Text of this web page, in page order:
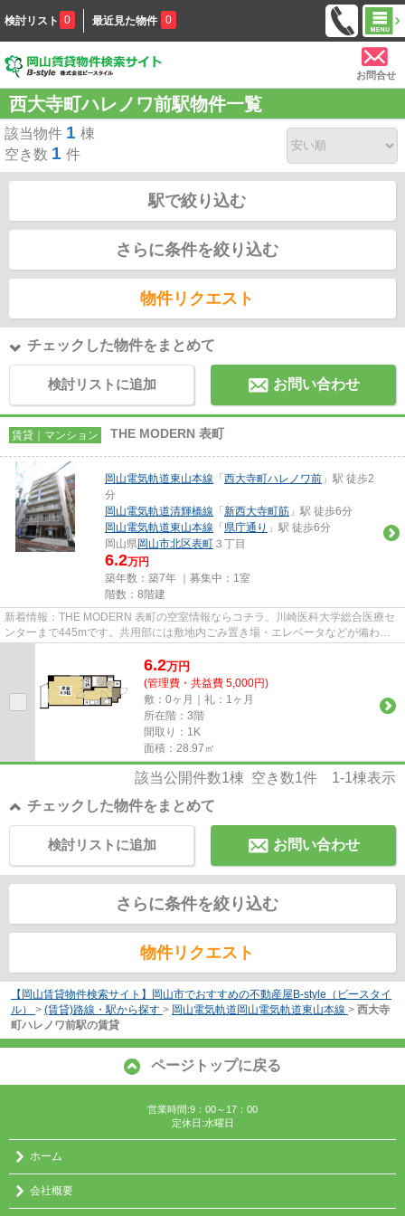
検討リスト 0 最近見た物件 0
お問合せ
西大寺町ハレノワ前駅物件一覧
該当物件 1 棟
空き数 1 件
駅で絞り込む
さらに条件を絞り込む
物件リクエスト
チェックした物件をまとめて
検討リストに追加 お問い合わせ
賃貸｜マンション THE MODERN 表町
岡山電気軌道東山本線 「 西大寺町ハレノワ前 」駅 徒歩2
分
岡山電気軌道清輝橋線 「 新西大寺町筋 」駅 徒歩6分
岡山電気軌道東山本線 「 県庁通り 」駅 徒歩6分
岡山県岡山市北区表町 ３丁目
6.2万円
築年数：築7年 ｜募集中： 1室
階数：8階建
新着情報：THE MODERN 表町の空室情報ならコチラ。川崎医科大学総合医療セ
ンターまで445mです。共用部には敷地内ごみ置き場・エレベータなどが備わっ
6.2万円
(管理費・共益費 5,000円)
敷：0ヶ月｜礼：1ヶ月
所在階：3階
間取り：1K
面積：28.97㎡
該当公開件数1棟 空き数1件 1-1棟表示
チェックした物件をまとめて
お問い合わせ
検討リストに追加
さらに条件を絞り込む
物件リクエスト
【岡山賃貸物件検索サイト】岡山市でおすすめの不動産屋B-style（ビースタイ
ル）
> (賃貸)路線・駅から探す > 岡山電気軌道岡山電気軌道東山本線 > 西大寺
町ハレノワ前駅の賃貸
ページトップに戻る
営業時間:9：00～17：00
定休日:水曜日
ホーム
会社概要